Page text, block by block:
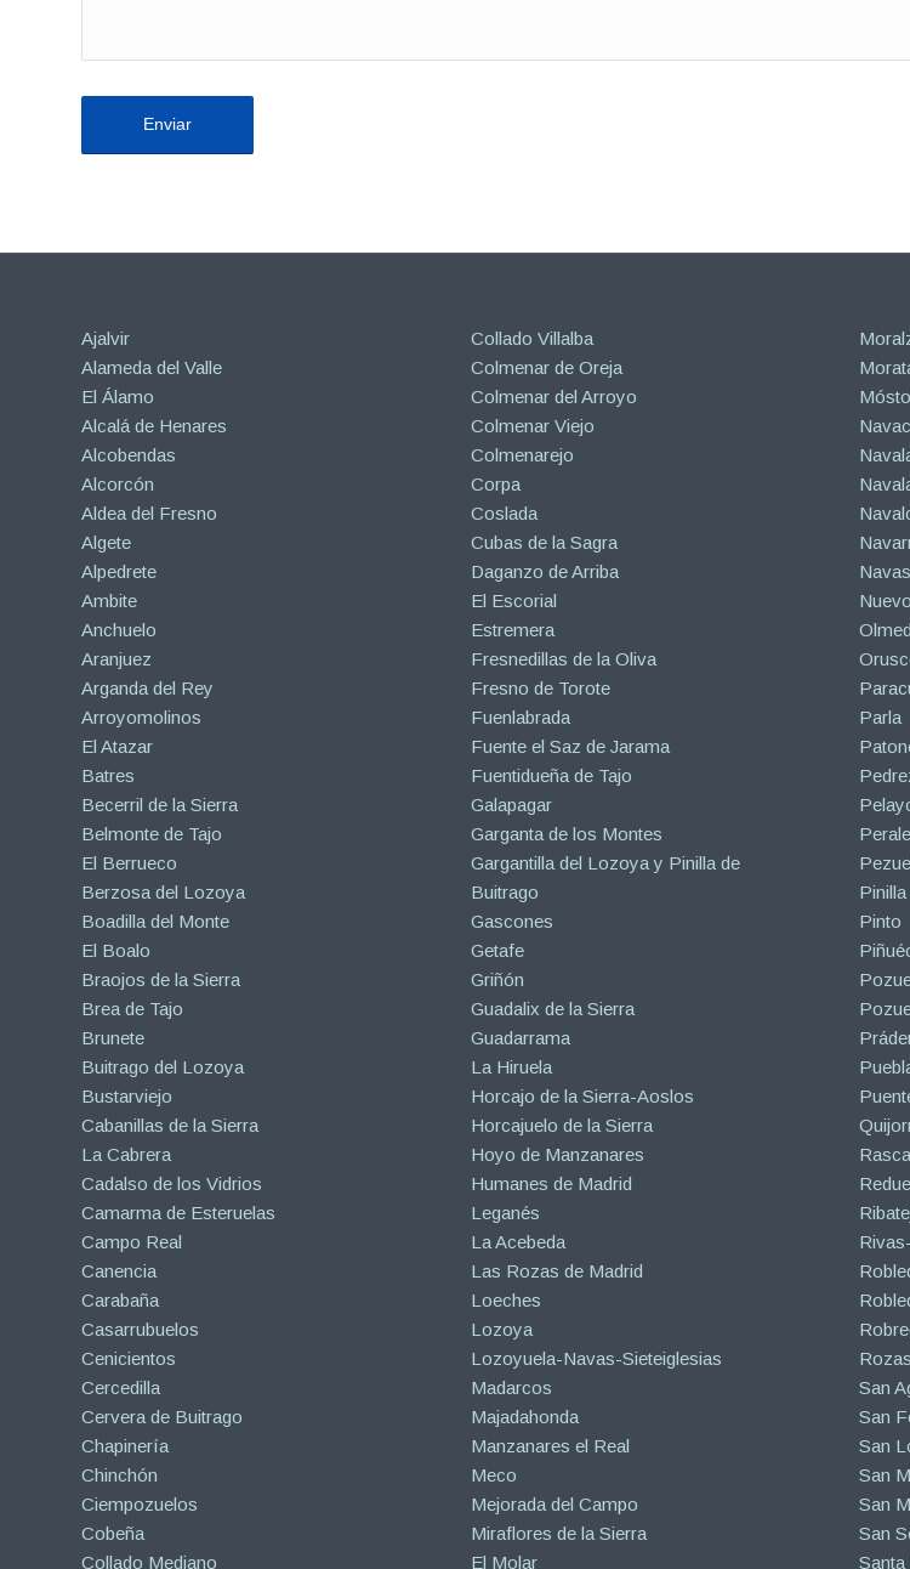
Ajalvir
Alameda del Valle
El Álamo
Alcalá de Henares
Alcobendas
Alcorcón
Aldea del Fresno
Algete
Alpedrete
Ambite
Anchuelo
Aranjuez
Arganda del Rey
Arroyomolinos
El Atazar
Batres
Becerril de la Sierra
Belmonte de Tajo
El Berrueco
Berzosa del Lozoya
Boadilla del Monte
El Boalo
Braojos de la Sierra
Brea de Tajo
Brunete
Buitrago del Lozoya
Bustarviejo
Cabanillas de la Sierra
La Cabrera
Cadalso de los Vidrios
Camarma de Esteruelas
Campo Real
Canencia
Carabaña
Casarrubuelos
Cenicientos
Cercedilla
Cervera de Buitrago
Chapinería
Chinchón
Ciempozuelos
Cobeña
Collado Mediano
Collado Villalba
Colmenar de Oreja
Colmenar del Arroyo
Colmenar Viejo
Colmenarejo
Corpa
Coslada
Cubas de la Sagra
Daganzo de Arriba
El Escorial
Estremera
Fresnedillas de la Oliva
Fresno de Torote
Fuenlabrada
Fuente el Saz de Jarama
Fuentidueña de Tajo
Galapagar
Garganta de los Montes
Gargantilla del Lozoya y Pinilla de
Buitrago
Gascones
Getafe
Griñón
Guadalix de la Sierra
Guadarrama
La Hiruela
Horcajo de la Sierra-Aoslos
Horcajuelo de la Sierra
Hoyo de Manzanares
Humanes de Madrid
Leganés
La Acebeda
Las Rozas de Madrid
Loeches
Lozoya
Lozoyuela-Navas-Sieteiglesias
Madarcos
Majadahonda
Manzanares el Real
Meco
Mejorada del Campo
Miraflores de la Sierra
El Molar
Parla
Pinto
San
San
San
San
San
San
Santa